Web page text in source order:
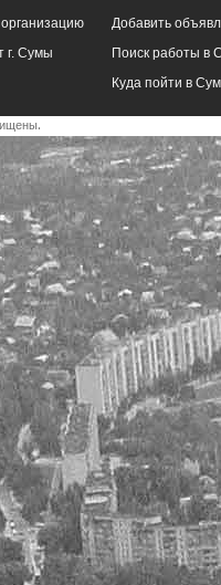
г. Сумы
Добавить
Поиск работы в
Куда пойти в